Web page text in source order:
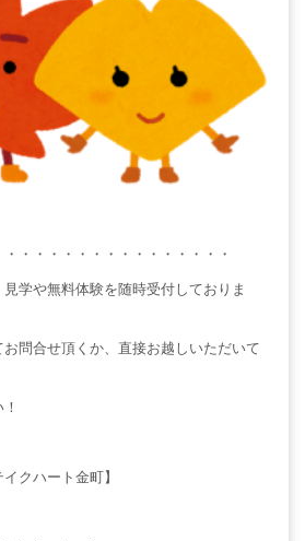
・・・・・・・・・・・・・・・
学や無料体験を随時受付しておりま
問合せ頂くか、直接お越しいただいて
クハート金町】